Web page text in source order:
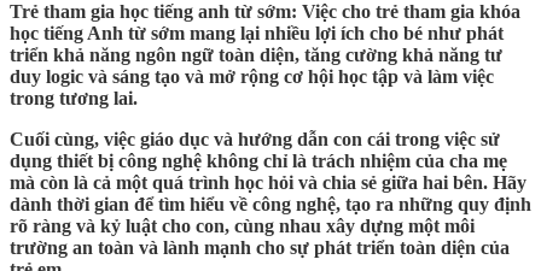
Trẻ tham gia học tiếng anh từ sớm: Việc cho trẻ tham gia khóa
học tiếng Anh từ sớm mang lại nhiều lợi ích cho bé như phát
triển khả năng ngôn ngữ toàn diện, tăng cường khả năng tư
duy logic và sáng tạo và mở rộng cơ hội học tập và làm việc
trong tương lai.
Cuối cùng, việc giáo dục và hướng dẫn con cái trong việc sử
dụng thiết bị công nghệ không chỉ là trách nhiệm của cha mẹ
mà còn là cả một quá trình học hỏi và chia sẻ giữa hai bên. Hãy
dành thời gian để tìm hiểu về công nghệ, tạo ra những quy định
rõ ràng và kỷ luật cho con, cùng nhau xây dựng một môi
trường an toàn và lành mạnh cho sự phát triển toàn diện của